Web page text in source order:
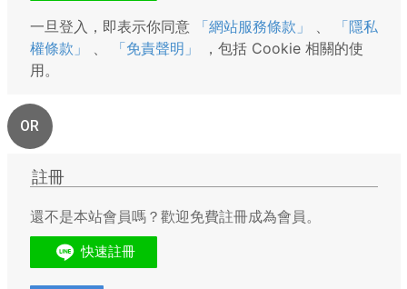
一旦登入，即表示你同意 「網站服務條款」
「隱私
權條款」
「免責聲明」
，包括 Cookie 相關的使
用。
OR
註冊
還不是本站會員嗎？歡迎免費註冊成為會員。